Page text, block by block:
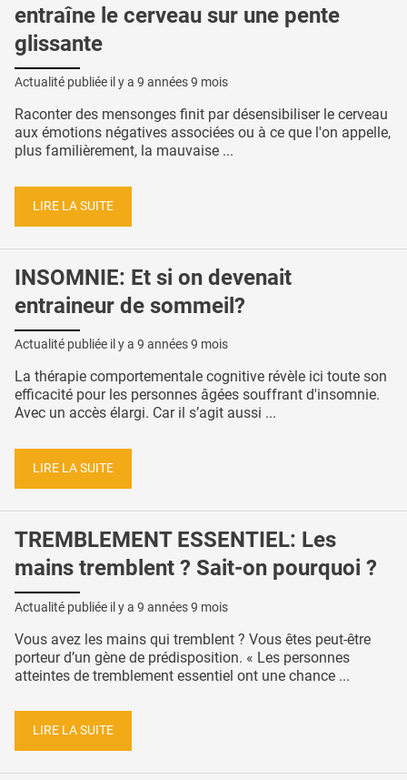
entraîne le cerveau sur une pente
glissante
Actualité publiée il y a 9 années 9 mois
Raconter des mensonges finit par désensibiliser le cerveau
aux émotions négatives associées ou à ce que l'on appelle,
plus familièrement, la mauvaise ...
LIRE LA SUITE
INSOMNIE: Et si on devenait
entraineur de sommeil?
Actualité publiée il y a 9 années 9 mois
La thérapie comportementale cognitive révèle ici toute son
efficacité pour les personnes âgées souffrant d'insomnie.
Avec un accès élargi. Car il s’agit aussi ...
LIRE LA SUITE
TREMBLEMENT ESSENTIEL: Les
mains tremblent ? Sait-on pourquoi ?
Actualité publiée il y a 9 années 9 mois
Vous avez les mains qui tremblent ? Vous êtes peut-être
porteur d’un gène de prédisposition. « Les personnes
atteintes de tremblement essentiel ont une chance ...
LIRE LA SUITE